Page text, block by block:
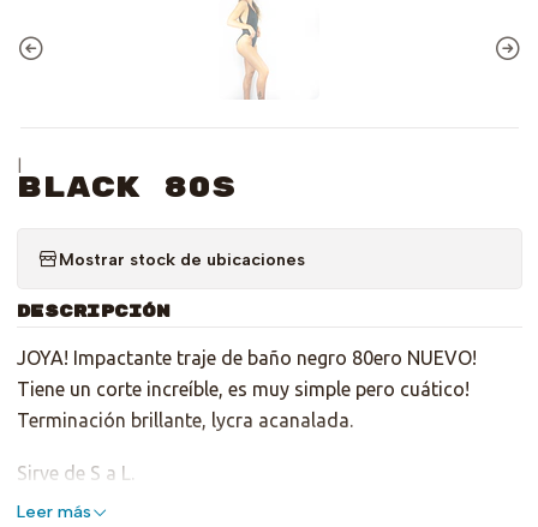
|
Black 80s
Mostrar stock de ubicaciones
DESCRIPCIÓN
JOYA! Impactante traje de baño negro 80ero NUEVO!
Tiene un corte increíble, es muy simple pero cuático!
Terminación brillante, lycra acanalada.
Sirve de S a L.
Leer más